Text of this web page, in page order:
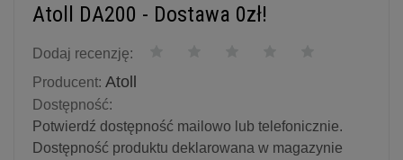
Atoll DA200 - Dostawa 0zł!
Dodaj recenzję:
Producent: Atoll
Dostępność:
Potwierdź dostępność mailowo lub telefonicznie.
Dostępność produktu deklarowana w magazynie